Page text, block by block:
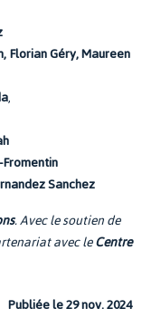
Florian Géry, Maureen
,
Sanchez
. Avec le soutien de
avec leCentre
Publiée le 29 nov. 2024